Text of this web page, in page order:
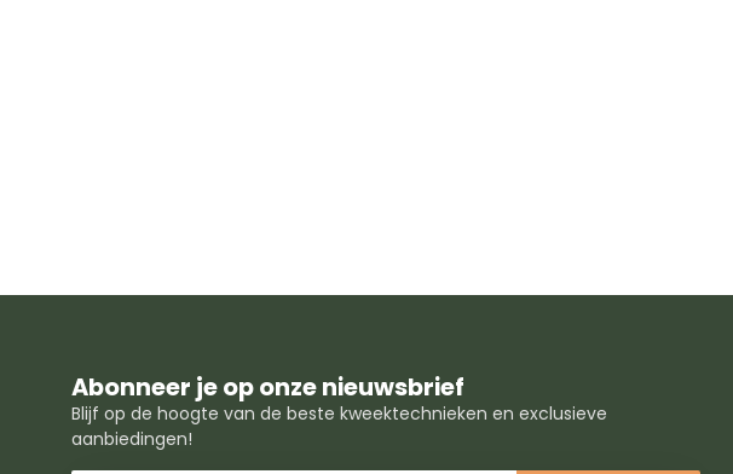
Abonneer je op onze nieuwsbrief
Blijf op de hoogte van de beste kweektechnieken en exclusieve
aanbiedingen!